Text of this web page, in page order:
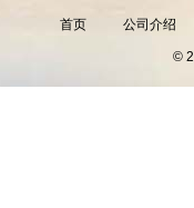
首页 公司介绍
©